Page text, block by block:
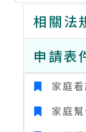
相關法
申請表
家庭
家庭